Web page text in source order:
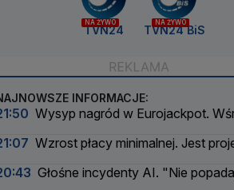
NA ŻYWO
TVN24
NA ŻYWO
TVN24 BiS
INFORMACJE:
Wysyp nagród w Eurojackpot.
Wzrost płacy minimalnej. Jest
Głośne incydenty AI. "Nie